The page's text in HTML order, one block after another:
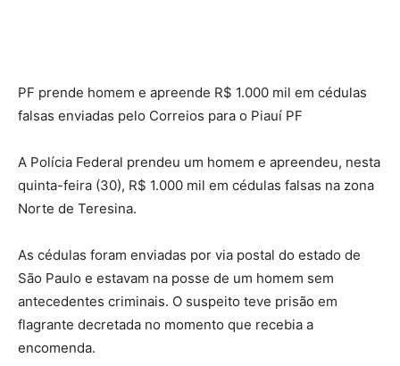
PF prende homem e apreende R$ 1.000 mil em cédulas
falsas enviadas pelo Correios para o Piauí PF
A Polícia Federal prendeu um homem e apreendeu, nesta
quinta-feira (30), R$ 1.000 mil em cédulas falsas na zona
Norte de Teresina.
As cédulas foram enviadas por via postal do estado de
São Paulo e estavam na posse de um homem sem
antecedentes criminais. O suspeito teve prisão em
flagrante decretada no momento que recebia a
encomenda.